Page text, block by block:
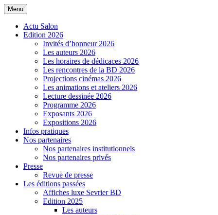
Salon de la BD de Sevrier
Menu
Actu Salon
Edition 2026
Invités d’honneur 2026
Les auteurs 2026
Les horaires de dédicaces 2026
Les rencontres de la BD 2026
Projections cinémas 2026
Les animations et ateliers 2026
Lecture dessinée 2026
Programme 2026
Exposants 2026
Expositions 2026
Infos pratiques
Nos partenaires
Nos partenaires institutionnels
Nos partenaires privés
Presse
Revue de presse
Les éditions passées
Affiches luxe Sevrier BD
Edition 2025
Les auteurs